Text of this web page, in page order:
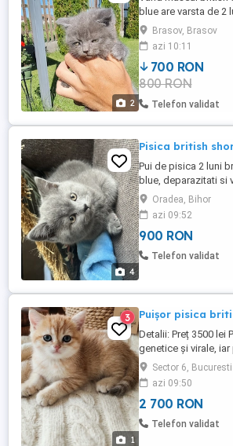
2
blue are varsta de 2
detin ambii parinti
Brasov, Brasov
azi 10:11
700 RON
800 RON
Telefon validat
4
Pisica british
Pui de pisica 2 luni
blue, deparazitati si
la litiera, foarte
negociabil
Oradea, Bihor
azi 09:52
900 RON
Telefon validat
1
3 Puișor pisica
Detalii: Preț 3500 lei
genetice și virale,
Puii se oferă cu
deparazitări și
într-un mediu cald,
foarte jucăuși,
văzuți în București,
Sector 6, Bucuresti
azi 09:50
2 700 RON
Telefon validat